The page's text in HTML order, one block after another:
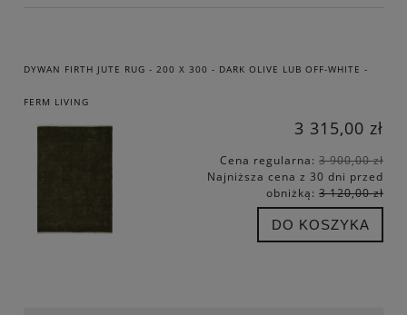
DYWAN FIRTH JUTE RUG - 200 X 300 - DARK OLIVE LUB OFF-WHITE -
FERM LIVING
3 315,00 zł
Cena regularna: 3 900,00 zł
Najniższa cena z 30 dni przed
obniżką: 3 120,00 zł
DO KOSZYKA